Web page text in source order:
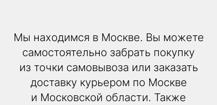
Мы находимся в Москве. Вы можете
самостоятельно забрать покупку
из точки самовывоза или заказать
доставку курьером по Москве
и Московской области. Также